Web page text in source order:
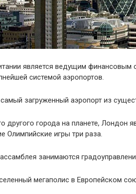
является ведущим
системой аэропортов.
загруженный аэропорт из
другого города на планете, Лондон
Олимпийские игры три раза.
занимаются
мегаполис в Европейском